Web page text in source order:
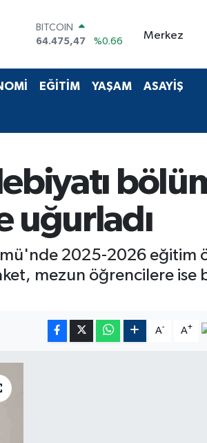
DOLAR
47,5971
%0.05
55,1336
%0.18
STERLİN
Merkez
EĞİTİM YAŞAM ASAYİŞ
uğurladı
2025-2026 eğitim
mezun öğrencilere ise
A- A+